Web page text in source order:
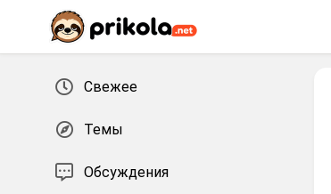
Перейти к контенту
Свежее
Темы
Обсуждения